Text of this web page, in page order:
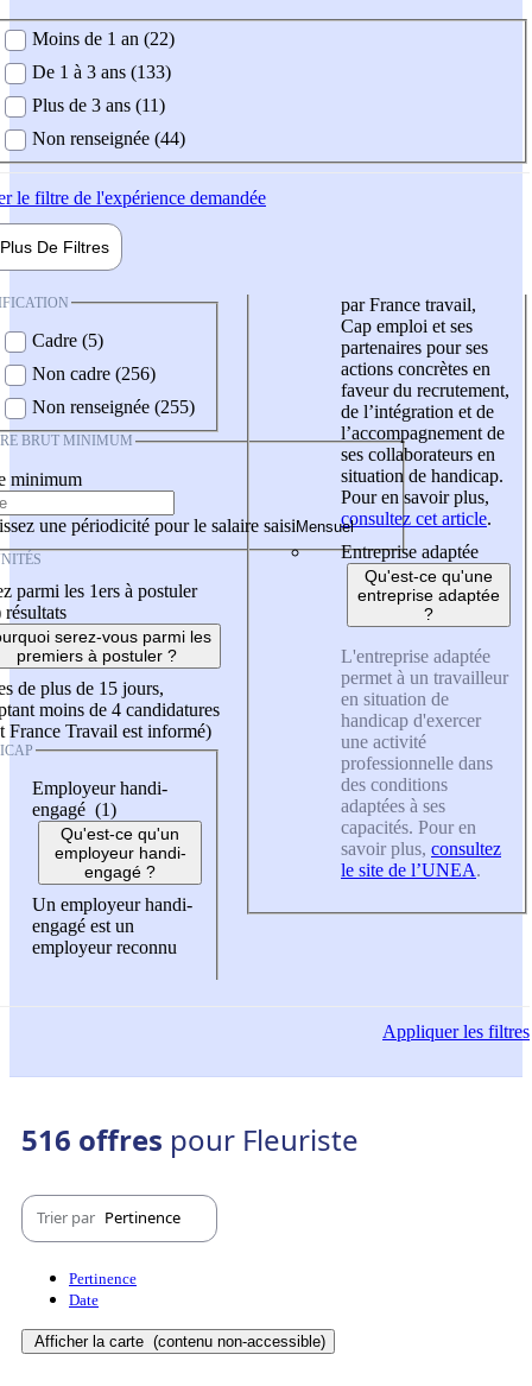
demandée
Moins de 1 an (22)
De 1 à 3 ans (133)
Plus de 3 ans (11)
Non renseignée (44)
le filtre de l'expérience demandée
Plus De Filtres
Cadre (5)
Non cadre (256)
Non renseignée (255)
BRUT MINIMUM
minimum
une périodicité pour le salaire saisi
parmi les 1ers à postuler
résultats
serez-vous parmi les
premiers à postuler ?
de plus de 15 jours,
moins de 4 candidatures
France Travail est informé)
Employeur handi-
engagé (1)
Qu'est-ce qu'un
employeur handi-
engagé ?
Un employeur handi-
engagé est un
employeur reconnu
par France travail,
Cap emploi et ses
partenaires pour ses
actions concrètes en
faveur du recrutement,
de l’intégration et de
l’accompagnement de
ses collaborateurs en
situation de handicap.
Pour en savoir plus,
consultez cet article.
Entreprise adaptée
Qu'est-ce qu'une
entreprise adaptée
?
L'entreprise adaptée
permet à un travailleur
en situation de
handicap d'exercer
une activité
professionnelle dans
des conditions
adaptées à ses
capacités. Pour en
savoir plus, consultez
le site de l’UNEA.
Appliquerles filtres
516 offres pour Fleuriste
Trier par Pertinence
Pertinence
Date
Afficher la carte (contenu non-accessible)